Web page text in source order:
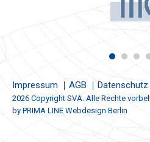
Impressum AGB Datenschutz
2026 Copyright SVA. Alle Rechte
by PRIMA LINE Webdesign Berlin